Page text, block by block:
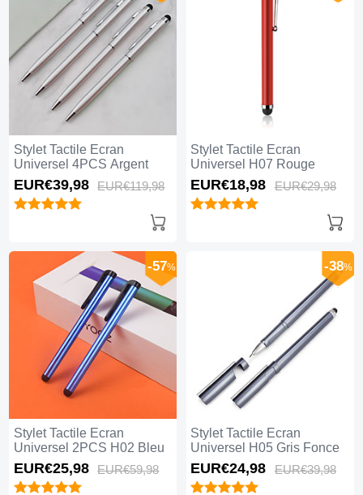
Stylet Tactile Ecran
Universel 4PCS Argent
EUR€39,98 EUR€119,98
Stylet Tactile Ecran
Universel H07 Rouge
EUR€18,98 EUR€29,98
Stylet Tactile Ecran
Universel 2PCS H02 Bleu
-57%
EUR€25,98 EUR€59,98
Stylet Tactile Ecran
Universel H05 Gris Fonce
-38%
EUR€24,98 EUR€39,98